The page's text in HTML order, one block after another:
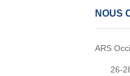
NOUS
ARS
26-